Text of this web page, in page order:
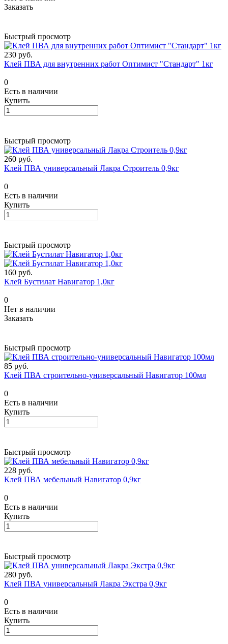
Заказать
Быстрый просмотр
230 руб.
Клей ПВА для внутренних работ Оптимист "Стандарт" 1кг
0
Есть в наличии
Купить
Быстрый просмотр
260 руб.
Клей ПВА универсальный Лакра Строитель 0,9кг
0
Есть в наличии
Купить
Быстрый просмотр
160 руб.
Клей Бустилат Навигатор 1,0кг
0
Нет в наличии
Заказать
Быстрый просмотр
85 руб.
Клей ПВА строительно-универсальный Навигатор 100мл
0
Есть в наличии
Купить
Быстрый просмотр
228 руб.
Клей ПВА мебельный Навигатор 0,9кг
0
Есть в наличии
Купить
Быстрый просмотр
280 руб.
Клей ПВА универсальный Лакра Экстра 0,9кг
0
Есть в наличии
Купить